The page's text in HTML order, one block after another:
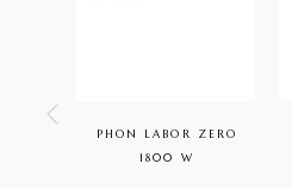
PHON LABOR ZERO
1800 W